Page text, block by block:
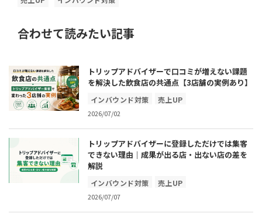
合わせて読みたい記事
トリップアドバイザーで口コミが増えない課題
を解決した飲食店の共通点【3店舗の実例あり】
インバウンド対策 売上UP
2026/07/02
トリップアドバイザーに登録しただけでは集客
できない理由｜成果が出る店・出ない店の差を
解説
インバウンド対策 売上UP
2026/07/07